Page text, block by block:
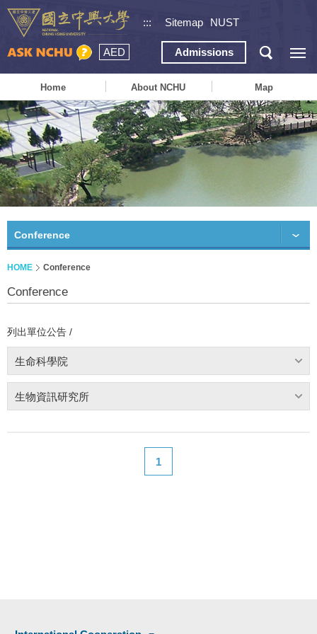
::: Sitemap NUST
AED Admissions
Home About NCHU Map
Conference
HOME Conference
Conference
列出單位公告 /
生命科學院
生物資訊研究所
1